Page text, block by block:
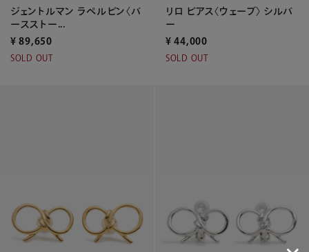
ジェントルマン ラペルピン〈バ
ースストー...
¥ 89,650
SOLD OUT
リロ ピアス〈ウェーブ〉 シルバ
ー
¥ 44,000
SOLD OUT